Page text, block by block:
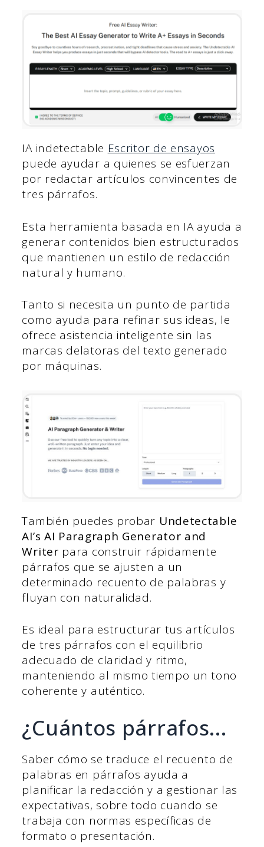
IA indetectable Escritor de ensayos
puede ayudar a quienes se esfuerzan
por redactar artículos convincentes de
tres párrafos.
Esta herramienta basada en IA ayuda a
generar contenidos bien estructurados
que mantienen un estilo de redacción
natural y humano.
Tanto si necesita un punto de partida
como ayuda para refinar sus ideas, le
ofrece asistencia inteligente sin las
marcas delatoras del texto generado
por máquinas.
También puedes probar Undetectable
AI’s AI Paragraph Generator and
Writer para construir rápidamente
párrafos que se ajusten a un
determinado recuento de palabras y
fluyan con naturalidad.
Es ideal para estructurar tus artículos
de tres párrafos con el equilibrio
adecuado de claridad y ritmo,
manteniendo al mismo tiempo un tono
coherente y auténtico.
¿Cuántos párrafos...
Saber cómo se traduce el recuento de
palabras en párrafos ayuda a
planificar la redacción y a gestionar las
expectativas, sobre todo cuando se
trabaja con normas específicas de
formato o presentación.